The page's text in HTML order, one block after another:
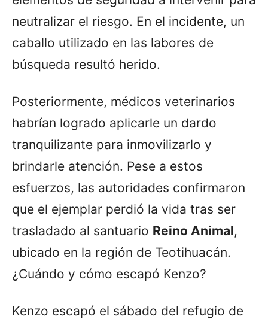
neutralizar el riesgo. En el incidente, un
caballo utilizado en las labores de
búsqueda resultó herido.
Posteriormente, médicos veterinarios
habrían logrado aplicarle un dardo
tranquilizante para inmovilizarlo y
brindarle atención. Pese a estos
esfuerzos, las autoridades confirmaron
que el ejemplar perdió la vida tras ser
trasladado al santuario Reino Animal,
ubicado en la región de Teotihuacán.
¿Cuándo y cómo escapó Kenzo?
Kenzo escapó el sábado del refugio de